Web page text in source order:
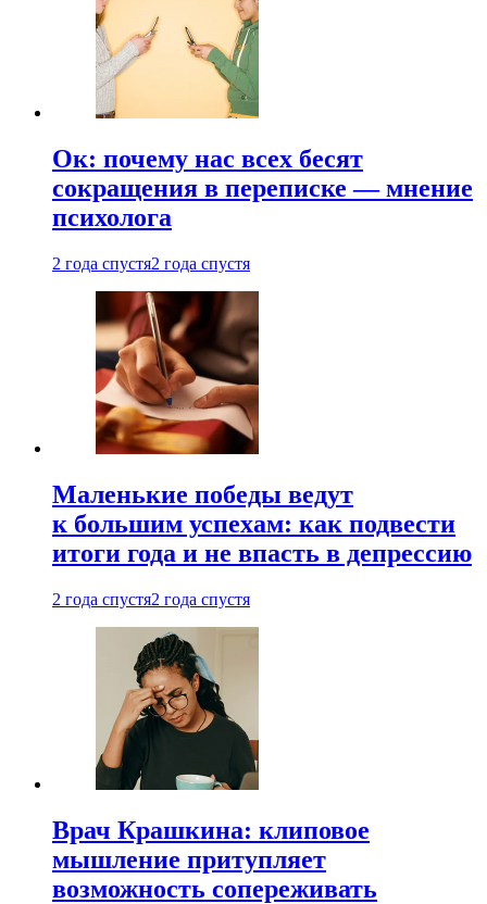
Ок: почему нас всех бесят
сокращения в переписке — мнение
психолога
2 года спустя2 года спустя
Маленькие победы ведут
к большим успехам: как подвести
итоги года и не впасть в депрессию
2 года спустя2 года спустя
Врач Крашкина: клиповое
мышление притупляет
возможность сопереживать